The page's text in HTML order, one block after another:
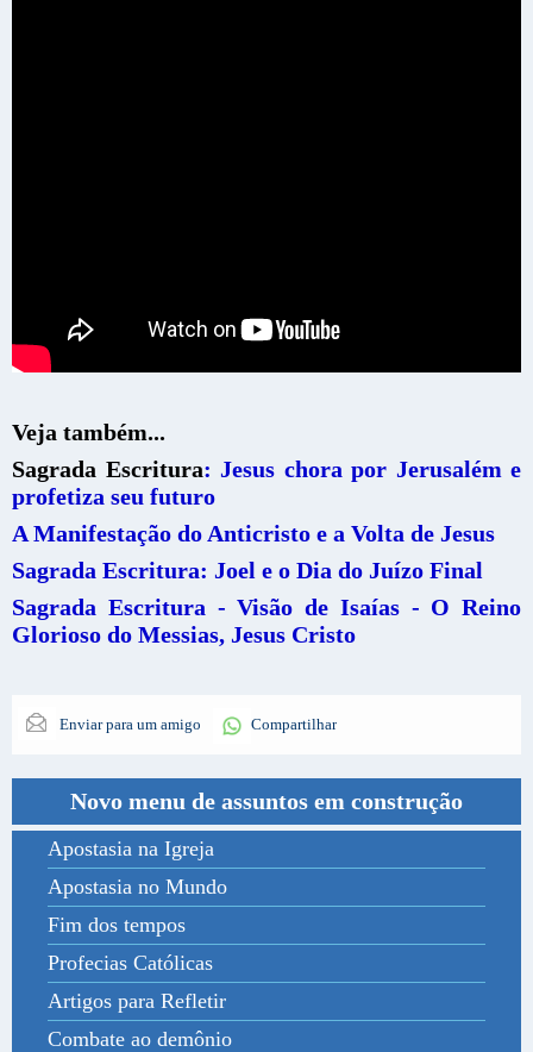
Veja também...
Sagrada Escritura: Jesus chora por Jerusalém e
profetiza seu futuro
A Manifestação do Anticristo e a Volta de Jesus
Sagrada Escritura: Joel e o Dia do Juízo Final
Sagrada Escritura - Visão de Isaías - O Reino
Glorioso do Messias, Jesus Cristo
Enviar para um amigo Compartilhar
Novo menu de assuntos em construção
Apostasia na Igreja
Apostasia no Mundo
Fim dos tempos
Profecias Católicas
Artigos para Refletir
Combate ao demônio